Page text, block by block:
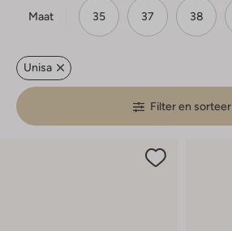
Maat 35 37 38
Unisa
Filter en sorteer